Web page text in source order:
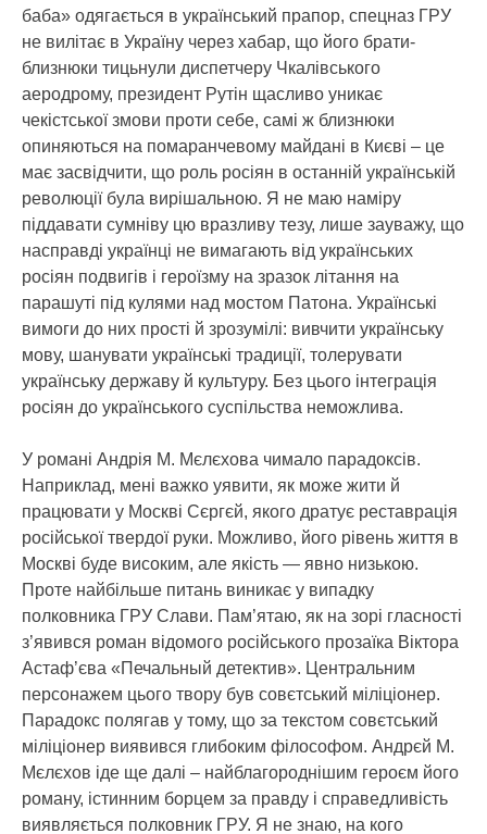
баба» одягається в український прапор, спецназ ГРУ
не вилітає в Україну через хабар, що його брати-
близнюки тицьнули диспетчеру Чкалівського
аеродрому, президент Рутін щасливо уникає
чекістської змови проти себе, самі ж близнюки
опиняються на помаранчевому майдані в Києві – це
має засвідчити, що роль росіян в останній українській
революції була вирішальною. Я не маю наміру
піддавати сумніву цю вразливу тезу, лише зауважу, що
насправді українці не вимагають від українських
росіян подвигів і героїзму на зразок літання на
парашуті під кулями над мостом Патона. Українські
вимоги до них прості й зрозумілі: вивчити українську
мову, шанувати українські традиції, толерувати
українську державу й культуру. Без цього інтеграція
росіян до українського суспільства неможлива.
У романі Андрія М. Мєлєхова чимало парадоксів.
Наприклад, мені важко уявити, як може жити й
працювати у Москві Сєргєй, якого дратує реставрація
російської твердої руки. Можливо, його рівень життя в
Москві буде високим, але якість — явно низькою.
Проте найбільше питань виникає у випадку
полковника ГРУ Слави. Пам’ятаю, як на зорі гласності
з’явився роман відомого російського прозаїка Віктора
Астаф’єва «Печальный детектив». Центральним
персонажем цього твору був совєтський міліціонер.
Парадокс полягав у тому, що за текстом совєтський
міліціонер виявився глибоким філософом. Андрєй М.
Мєлєхов іде ще далі – найблагороднішим героєм його
роману, істинним борцем за правду і справедливість
виявляється полковник ГРУ. Я не знаю, на кого